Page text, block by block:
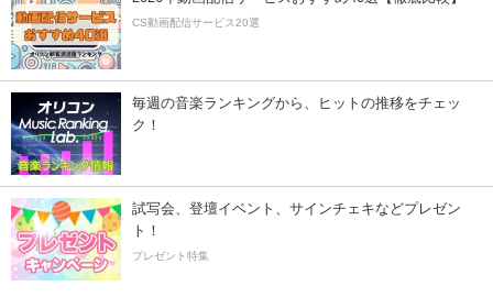
CS動画配信サービス20選
毎週の音楽ランキングから、ヒットの推移をチェッ
ク！
試写会、登壇イベント、サインチェキなどプレゼン
ト！
プレゼント特集